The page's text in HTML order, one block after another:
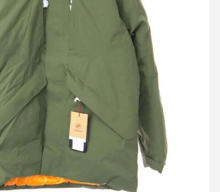
HS Thermo Hooded Coat AF Men フローバーグ
ェル サーモ フーデット ダウンコート
買取金額14,400円
詳しく見る